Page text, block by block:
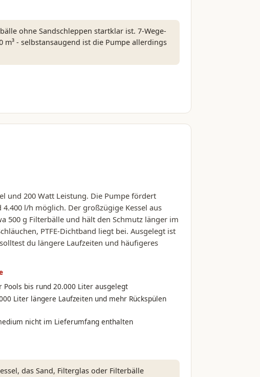
ohne Sandschleppen startklar ist. 7-Wege-
- selbstansaugend ist die Pumpe allerdings
und 200 Watt Leistung. Die Pumpe fördert
l/h möglich. Der großzügige Kessel aus
500 g Filterbälle und hält den Schmutz länger im
PTFE-Dichtband liegt bei. Ausgelegt ist
du längere Laufzeiten und häufigeres
Pools bis rund 20.000 Liter ausgelegt
Liter längere Laufzeiten und mehr Rückspülen
nicht im Lieferumfang enthalten
das Sand, Filterglas oder Filterbälle